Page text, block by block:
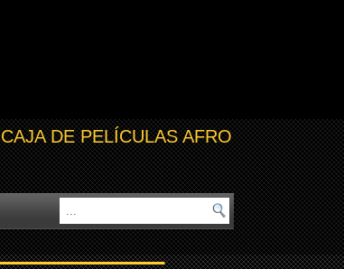
CAJA DE PELÍCULAS AFRO